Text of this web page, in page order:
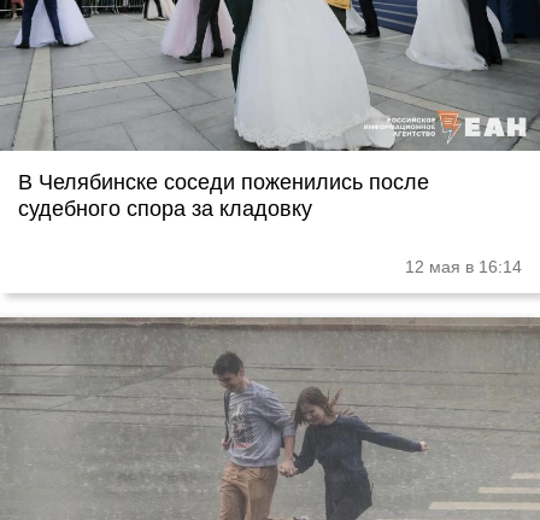
В Челябинске соседи поженились после
судебного спора за кладовку
12 мая в 16:14